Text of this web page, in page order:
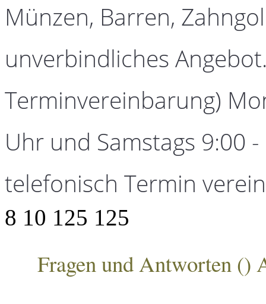
Münzen, Barren,
unverbindliches
Terminvereinbarung)
Uhr und Samstags 9:00
telefonisch Termin
8 10 125 125
Fragen und Antworten ()